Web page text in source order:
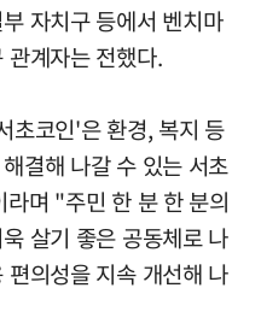
자치구 등에서 벤치마
관계자는 전했다.
초코인'은 환경, 복지 등
결해 나갈 수 있는 서초
며 "주민 한 분 한 분의
살기 좋은 공동체로 나
의성을 지속 개선해 나